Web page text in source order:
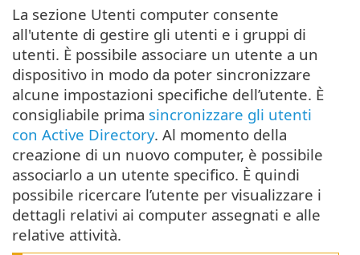
La sezione Utenti computer consente
all'utente di gestire gli utenti e i gruppi di
utenti. È possibile associare un utente a un
dispositivo in modo da poter sincronizzare
alcune impostazioni specifiche dell’utente. È
consigliabile prima sincronizzare gli utenti
con Active Directory. Al momento della
creazione di un nuovo computer, è possibile
associarlo a un utente specifico. È quindi
possibile ricercare l’utente per visualizzare i
dettagli relativi ai computer assegnati e alle
relative attività.